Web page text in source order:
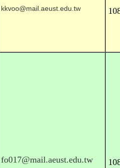
kkvoo@mail.aeust.edu.tw
fo017@mail.aeust.edu.tw